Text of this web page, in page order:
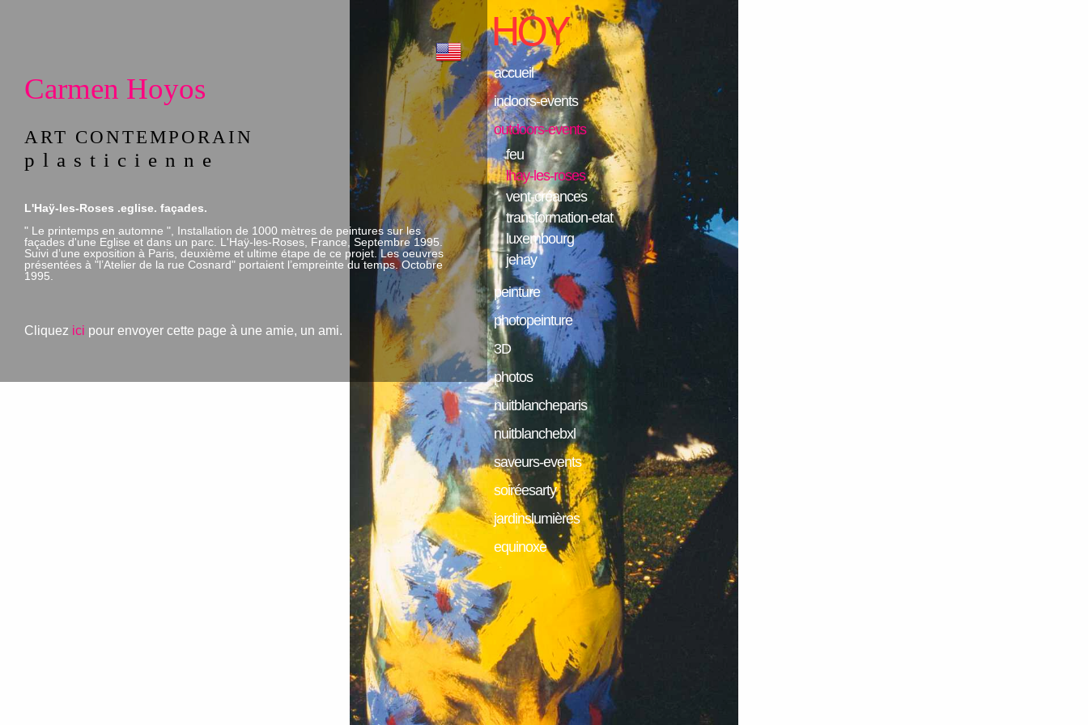
accueil
indoors-events
outdoors-events
feu
lhay-les-roses
vent-créances
transformation-etat
luxembourg
jehay
peinture
photopeinture
3D
photos
nuitblancheparis
nuitblanchebxl
saveurs-events
soiréesarty
jardinslumières
equinoxe
Carmen Hoyos
ART CONTEMPORAIN
plasticienne
L'Haÿ-les-Roses .eglise. façades.
" Le printemps en automne ", Installation de 1000 mètres de peintures sur les
façades d'une Eglise et dans un parc. L'Haÿ-les-Roses, France, Septembre 1995.
Suivi d’une exposition à Paris, deuxième et ultime étape de ce projet. Les oeuvres
présentées à "l’Atelier de la rue Cosnard" portaient l’empreinte du temps. Octobre
1995.
Cliquez ici pour envoyer cette page à une amie, un ami.